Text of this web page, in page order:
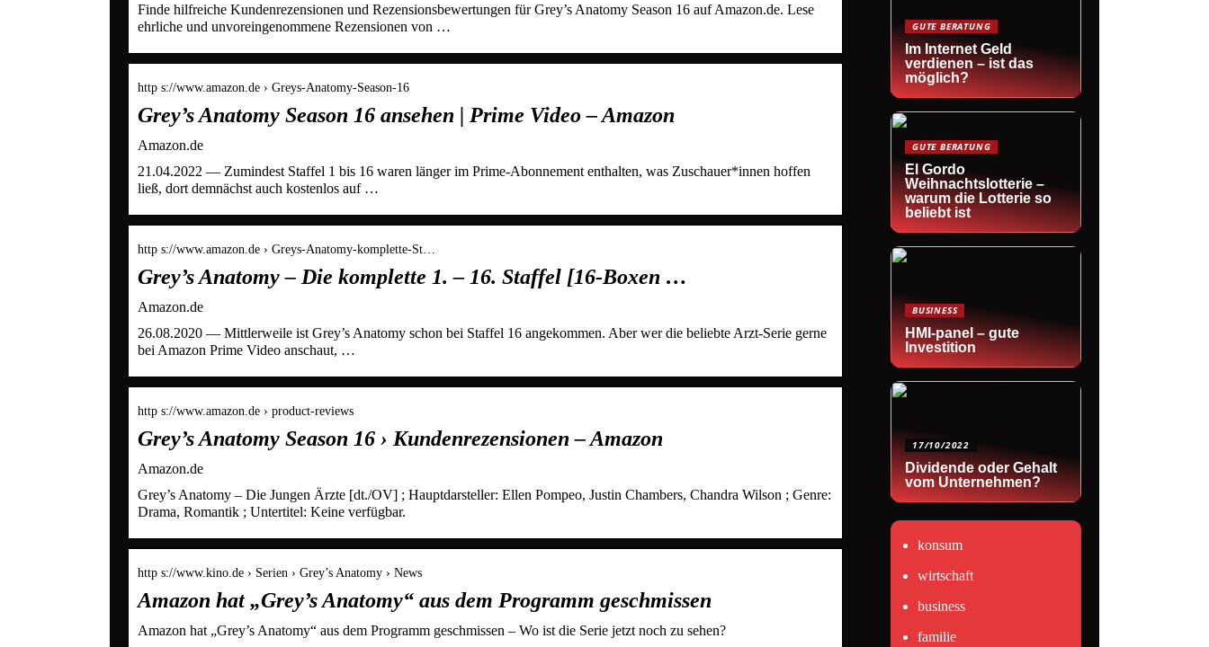
Finde hilfreiche Kundenrezensionen und Rezensionsbewertungen für Grey’s Anatomy Season 16 auf Amazon.de. Lese
ehrliche und unvoreingenommene Rezensionen von …
http s://www.amazon.de › Greys-Anatomy-Season-16
Grey’s Anatomy Season 16 ansehen | Prime Video – Amazon
Amazon.de
21.04.2022 — Zumindest Staffel 1 bis 16 waren länger im Prime-Abonnement enthalten, was Zuschauer*innen hoffen
ließ, dort demnächst auch kostenlos auf …
http s://www.amazon.de › Greys-Anatomy-komplette-St…
Grey’s Anatomy – Die komplette 1. – 16. Staffel [16-Boxen …
Amazon.de
26.08.2020 — Mittlerweile ist Grey’s Anatomy schon bei Staffel 16 angekommen. Aber wer die beliebte Arzt-Serie gerne
bei Amazon Prime Video anschaut, …
http s://www.amazon.de › product-reviews
Grey’s Anatomy Season 16 › Kundenrezensionen – Amazon
Amazon.de
Grey’s Anatomy – Die Jungen Ärzte [dt./OV] ; Hauptdarsteller: Ellen Pompeo, Justin Chambers, Chandra Wilson ; Genre:
Drama, Romantik ; Untertitel: Keine verfügbar.
http s://www.kino.de › Serien › Grey’s Anatomy › News
Amazon hat „Grey’s Anatomy“ aus dem Programm geschmissen
Amazon hat „Grey’s Anatomy“ aus dem Programm geschmissen – Wo ist die Serie jetzt noch zu sehen?
GUTE BERATUNG
Im Internet Geld
verdienen – ist das
möglich?
GUTE BERATUNG
El Gordo
Weihnachtslotterie –
warum die Lotterie so
beliebt ist
BUSINESS
HMI-panel – gute
Investition
17/10/2022
Dividende oder Gehalt
vom Unternehmen?
konsum
wirtschaft
business
familie